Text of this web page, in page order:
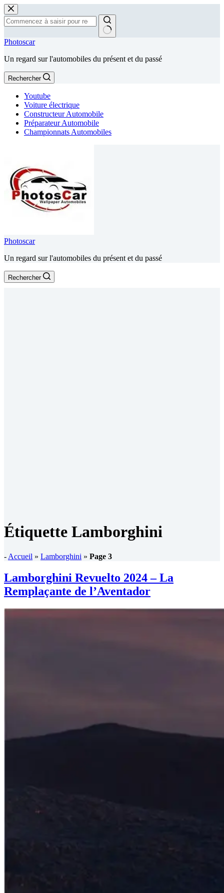
Passer
au
contenu
Aucun
Photoscar
Un regard sur l'automobiles du présent et du passé
Rechercher
Youtube
Voiture électrique
Constructeur Automobile
Préparateur Automobile
Championnats Automobiles
Photoscar
Un regard sur l'automobiles du présent et du passé
Rechercher
Étiquette Lamborghini
- Accueil » Lamborghini » Page 3
Lamborghini Revuelto 2024 – La
Remplaçante de l’Aventador